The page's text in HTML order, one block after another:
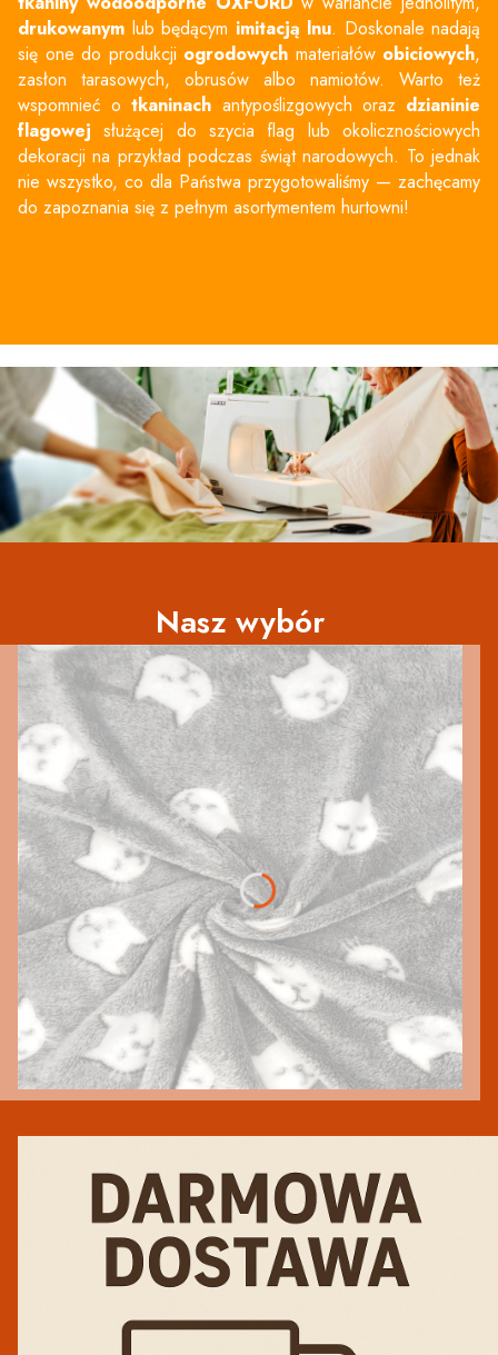
drukowanym lub będącym imitacją lnu. Doskonale nadają
się one do produkcji ogrodowych materiałów obiciowych,
zasłon tarasowych, obrusów albo namiotów. Warto też
wspomnieć otkaninach antypoślizgowych oraz dzianinie
flagowej służącej do szycia flag lub okolicznościowych
dekoracji na przykład podczas świąt narodowych. To jednak
nie wszystko, co dla Państwa przygotowaliśmy — zachęcamy
do zapoznania się z pełnym asortymentem hurtowni!
Nasz wybór